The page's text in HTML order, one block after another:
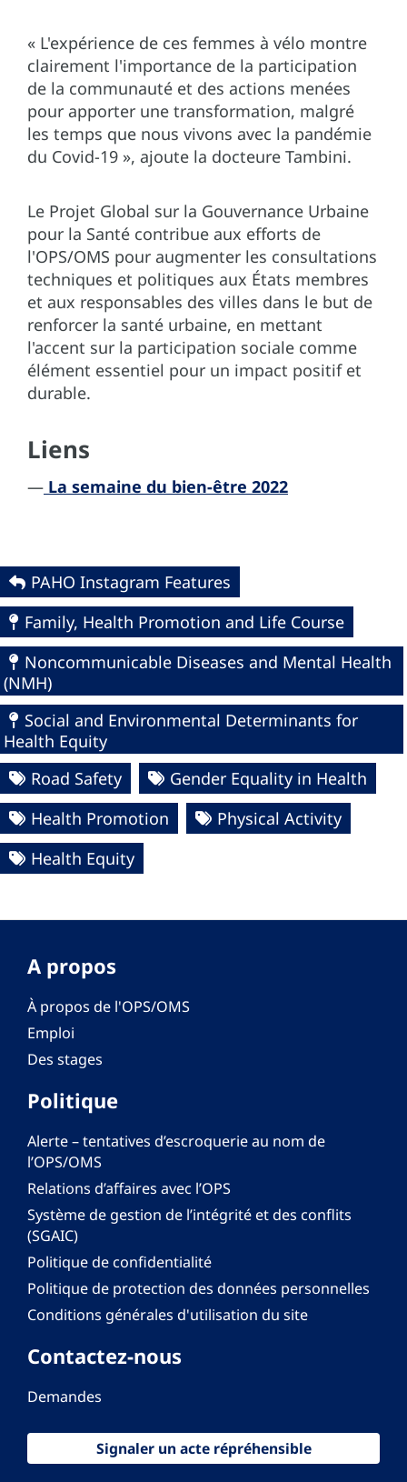
« L'expérience de ces femmes à vélo montre
clairement l'importance de la participation
de la communauté et des actions menées
pour apporter une transformation, malgré
les temps que nous vivons avec la pandémie
du Covid-19 », ajoute la docteure Tambini.
Le Projet Global sur la Gouvernance Urbaine
pour la Santé contribue aux efforts de
l'OPS/OMS pour augmenter les consultations
techniques et politiques aux États membres
et aux responsables des villes dans le but de
renforcer la santé urbaine, en mettant
l'accent sur la participation sociale comme
élément essentiel pour un impact positif et
durable.
Liens
— La semaine du bien-être 2022
PAHO Instagram Features
Family, Health Promotion and Life Course
Noncommunicable Diseases and Mental Health
(NMH)
Social and Environmental Determinants for
Health Equity
Road Safety
Gender Equality in Health
Health Promotion
Physical Activity
Health Equity
A propos
À propos de l'OPS/OMS
Emploi
Des stages
Politique
Alerte – tentatives d’escroquerie au nom de
l’OPS/OMS
Relations d’affaires avec l’OPS
Système de gestion de l’intégrité et des conflits
(SGAIC)
Politique de confidentialité
Politique de protection des données personnelles
Conditions générales d'utilisation du site
Contactez-nous
Demandes
Signaler un acte répréhensible